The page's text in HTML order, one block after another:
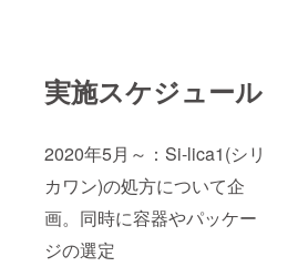
実施スケジュール
2020年5月～：Si-lica1(シリ
カワン)の処方について企
画。同時に容器やパッケー
ジの選定